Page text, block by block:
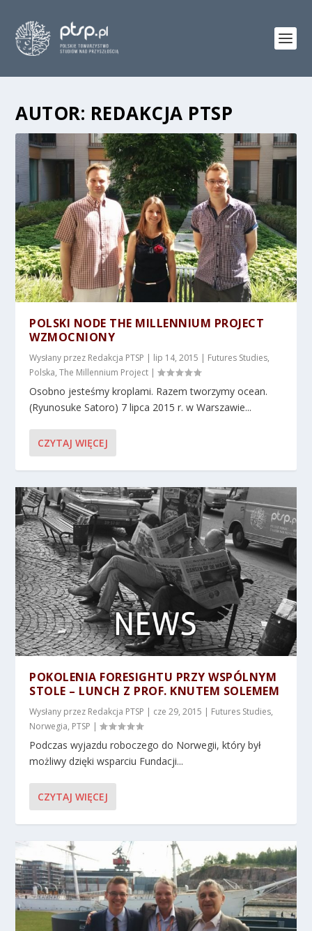
AUTOR: REDAKCJA PTSP
POLSKI NODE THE MILLENNIUM PROJECT
WZMOCNIONY
Wysłany przez Redakcja PTSP | lip 14, 2015 | Futures Studies,
Polska,The Millennium Project |
Osobno jesteśmy kroplami. Razem tworzymy ocean.
(Ryunosuke Satoro) 7 lipca 2015 r. w Warszawie...
CZYTAJ WIĘCEJ
POKOLENIA FORESIGHTU PRZY WSPÓLNYM
STOLE – LUNCH Z PROF. KNUTEM SOLEMEM
Wysłany przez Redakcja PTSP | cze 29, 2015 | Futures Studies,
Norwegia, PTSP |
Podczas wyjazdu roboczego do Norwegii, który był
możliwy dzięki wsparciu Fundacji...
CZYTAJ WIĘCEJ